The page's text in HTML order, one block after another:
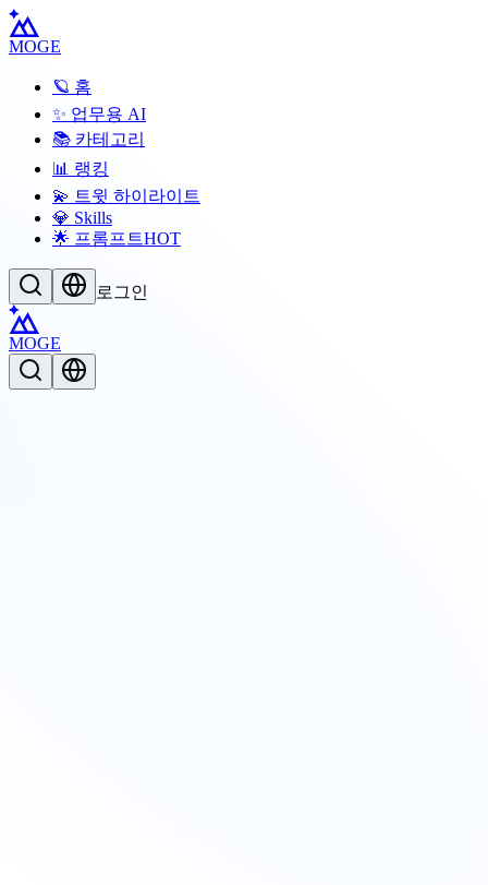
MOGE
🪐 홈
✨ 업무용 AI
📚 카테고리
📊 랭킹
💫 트윗 하이라이트
💎 Skills
🌟 프롬프트HOT
로그인
MOGE